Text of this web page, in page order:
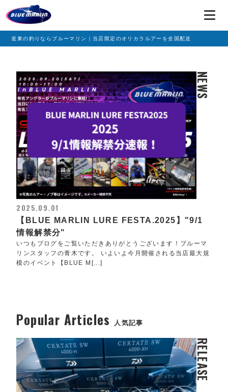
道東の釣りならブルーマリン｜当店限定のオリカラルアーを全国配送
NEWS
2025.09.01
【BLUE MARLIN LURE FESTA.2025】"9/1
情報解禁分"
いつもブログをご覧いただきありがとうございます！ブルーマ
リンスタッフの青木です。 いよいよ今月開催される当店最大規
模のイベント【BLUE M[...]
Popular Articles 人気記事
RELEASE